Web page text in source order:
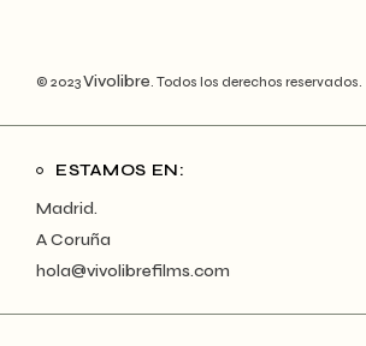
© 2023Vivolibre . Todos los derechos reservados.
ESTAMOS EN:
Madrid.
A Coruña
hola@vivolibrefilms.com